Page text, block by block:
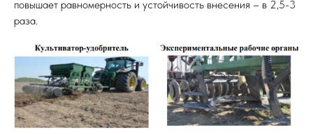
повышает равномерность и устойчивость внесения – в 2,5-3
раза.